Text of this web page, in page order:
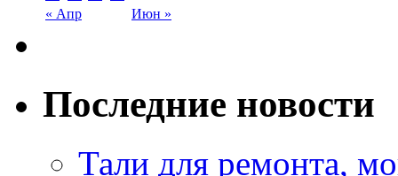
« Апр Июн »
Последние новости
Тали для ремонта,